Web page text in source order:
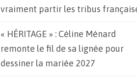
vraiment partir les tribus
« HÉRITAGE » : Céline Ménard
remonte le fil de sa lignée pour
dessiner la mariée 2027